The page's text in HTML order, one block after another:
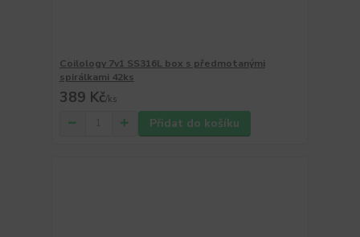
Coilology 7v1 SS316L box s předmotanými
spirálkami 42ks
389 Kč/ks
Přidat do košíku